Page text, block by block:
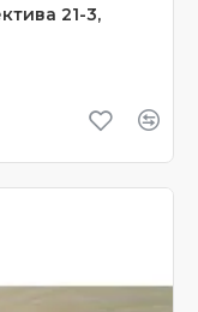
21-3,